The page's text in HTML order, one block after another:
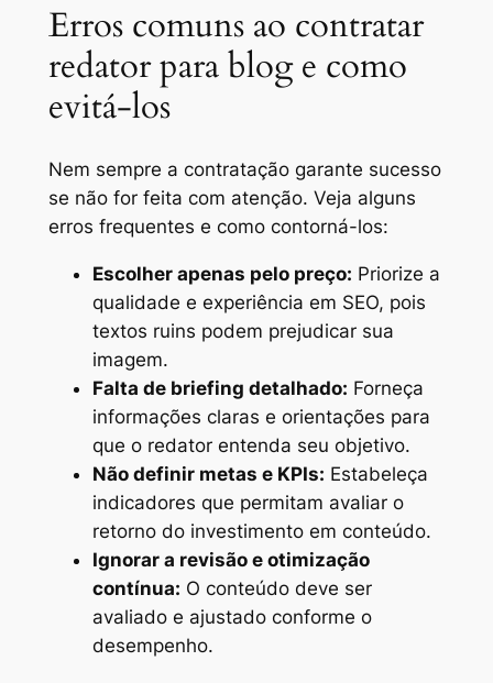
Erros comuns ao contratar
redator para blog e como
evitá-los
Nem sempre a contratação garante sucesso
se não for feita com atenção. Veja alguns
erros frequentes e como contorná-los:
Escolher apenas pelo preço: Priorize a
qualidade e experiência em SEO, pois
textos ruins podem prejudicar sua
imagem.
Falta de briefing detalhado: Forneça
informações claras e orientações para
que o redator entenda seu objetivo.
Não definir metas e KPIs: Estabeleça
indicadores que permitam avaliar o
retorno do investimento em conteúdo.
Ignorar a revisão e otimização
contínua: O conteúdo deve ser
avaliado e ajustado conforme o
desempenho.